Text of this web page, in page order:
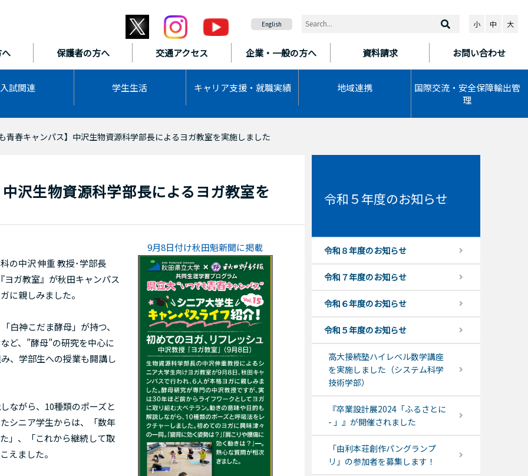
保護者の方へ 交通アクセス 企業・一般の方へ 資料請求 お問い合わせ
入試関連 学生生活 キャリア支援・ 就職実績 地域連携
国際交流・安全保障輸出管
理
English 小 中 大
も青春キャンパス】中沢生物資源科学部長によるヨガ教室を実施しました
沢生物資源科学部長によるヨガ教室を
の中沢 伸重 教授･学部長
ヨガ教室』が秋田キャンパス
に親しみました。
白神こだま酵母」が持つ、
ど、”酵母”の研究を中心に
、学部生への授業も開講し
ながら、10種類のポーズと
シニア学生からは、「数年
」、「これから継続して取
えました。
9月8日付け秋田魁新聞に掲載
令和５年度のお知らせ
令和８年度のお知らせ
令和７年度のお知らせ
令和６年度のお知らせ
令和５年度のお知らせ
高大接続塾ハイレベル数学講座
を実施しました（システム科学
技術学部）
『卒業設計展2024「ふるさとに
- 」』が開催されました
「由利本荘創作パングランプ
リ」の参加者を募集します！